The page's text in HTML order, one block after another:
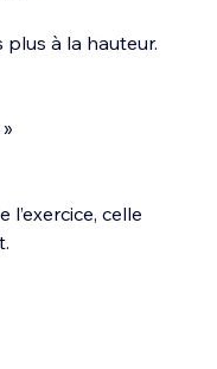
à la hauteur.
l’exercice, celle